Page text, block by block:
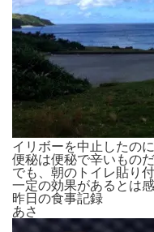
イリボーを中止したの
便秘は便秘で辛いものだ
でも、朝のトイレ貼り
一定の効果があるとは
昨日の食事記録
あさ